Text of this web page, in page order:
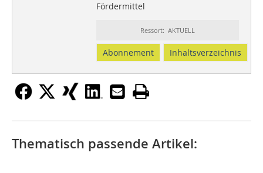
Fördermittel
Ressort: AKTUELL
Abonnement Inhaltsverzeichnis
Thematisch passende Artikel: